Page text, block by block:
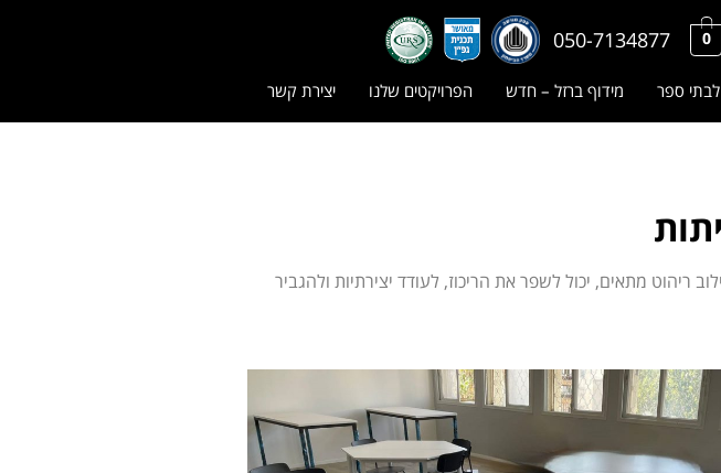
0
050-7134877
לבתי ספר מידוף ברזל – חדש הפרויקטים שלנו יצירת קשר
ריהוט מתאים, יכול לשפר את הריכוז, לעודד יצירתיות ולהגביר